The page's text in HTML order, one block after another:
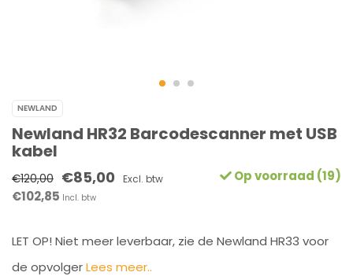
NEWLAND
Newland HR32 Barcodescanner met USB
kabel
€120,00 €85,00 Excl. btw
€102,85 Incl. btw
Op voorraad (19)
LET OP! Niet meer leverbaar, zie de Newland HR33 voor
de opvolgerLees meer..